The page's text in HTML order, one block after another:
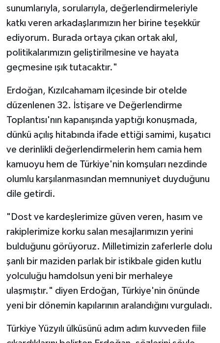
sunumlarıyla, sorularıyla, değerlendirmeleriyle
katkı veren arkadaşlarımızın her birine teşekkür
ediyorum. Burada ortaya çıkan ortak akıl,
politikalarımızın geliştirilmesine ve hayata
geçmesine ışık tutacaktır."
Erdoğan, Kızılcahamam ilçesinde bir otelde
düzenlenen 32. İstişare ve Değerlendirme
Toplantısı'nın kapanışında yaptığı konuşmada,
dünkü açılış hitabında ifade ettiği samimi, kuşatıcı
ve derinlikli değerlendirmelerin hem camia hem
kamuoyu hem de Türkiye'nin komşuları nezdinde
olumlu karşılanmasından memnuniyet duyduğunu
dile getirdi.
"Dost ve kardeşlerimize güven veren, hasım ve
rakiplerimize korku salan mesajlarımızın yerini
bulduğunu görüyoruz. Milletimizin zaferlerle dolu
şanlı bir maziden parlak bir istikbale giden kutlu
yolculuğu hamdolsun yeni bir merhaleye
ulaşmıştır." diyen Erdoğan, Türkiye'nin önünde
yeni bir dönemin kapılarının aralandığını vurguladı.
Türkiye Yüzyılı ülküsünü adım adım kuvveden fiile